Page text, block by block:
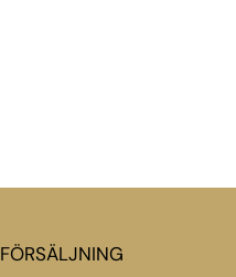
FÖRSÄLJNING